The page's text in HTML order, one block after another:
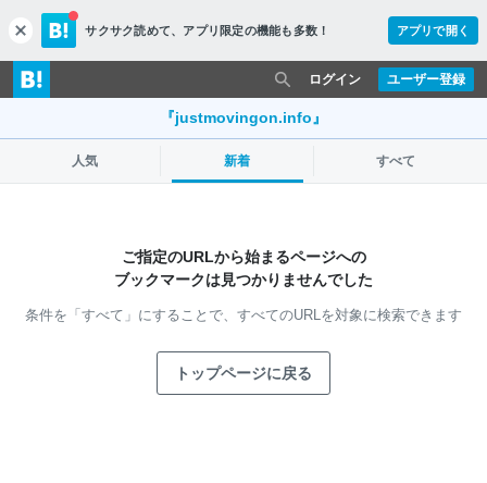
c
l
o
s
サクサク読めて、 アプリ限定の機能も多数！ アプリで開く
ユーザー登録
ログイン
『justmovingon.info』
人気 新着 すべて
ご指定のURLから始まるページへの
ブックマークは見つかりませんでした
条件を「すべて」にすることで、 すべてのURLを対象に検索できます
トップページに戻る